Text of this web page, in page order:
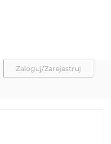
Zaloguj/Zarejestruj